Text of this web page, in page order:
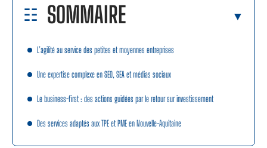
SOMMAIRE
L’agilité au service des petites et moyennes entreprises
Une expertise complexe en SEO, SEA et médias sociaux
Le business-first : des actions guidées par le retour sur investissement
Des services adaptés aux TPE et PME en Nouvelle-Aquitaine